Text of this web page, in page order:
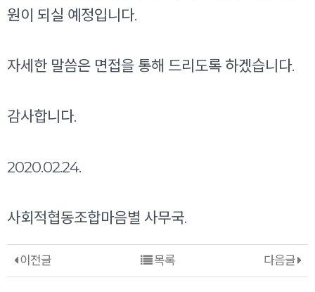
원이 되실 예정입니다.
자세한 말씀은 면접을 통해 드리도록 하겠습니다.
감사합니다.
2020.02.24.
사회적협동조합마음별 사무국.
이전글 다음글
목록